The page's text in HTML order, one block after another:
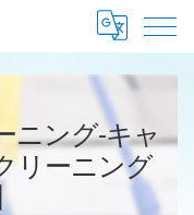
ニング-キャ
リーニング